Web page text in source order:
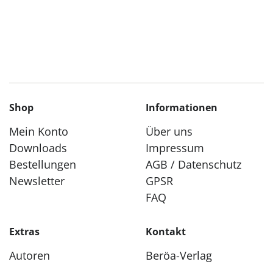
Shop
Mein Konto
Downloads
Bestellungen
Newsletter
Informationen
Über uns
Impressum
AGB / Datenschutz
GPSR
FAQ
Extras
Autoren
Kontakt
Beröa-Verlag